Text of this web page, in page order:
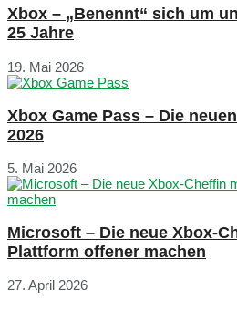
Xbox – „Benennt“ sich um
25 Jahre
19. Mai 2026
Xbox Game Pass – Die
2026
5. Mai 2026
Microsoft – Die neue Xbox-
Plattform offener machen
27. April 2026